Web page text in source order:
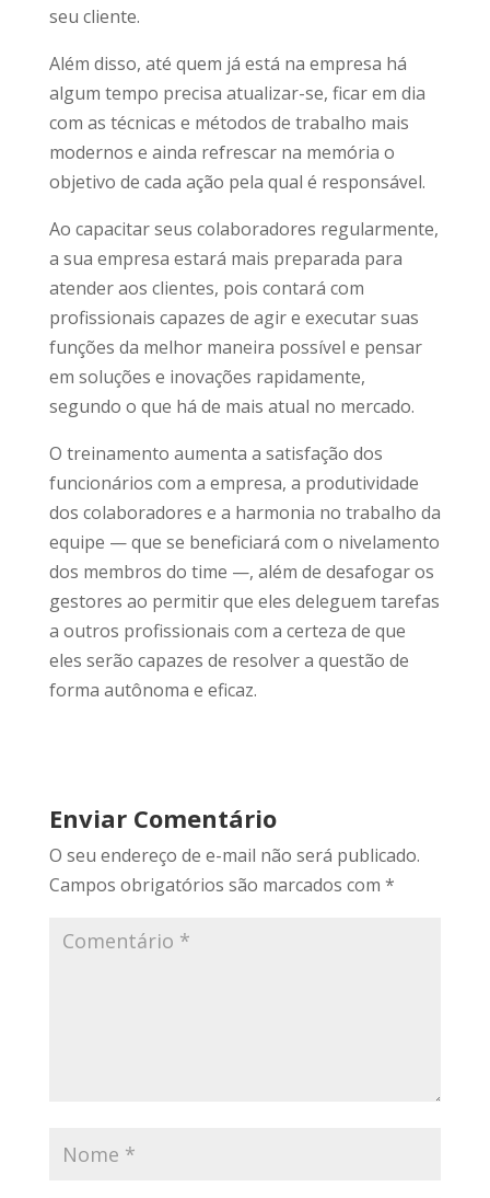
seu cliente.
Além disso, até quem já está na empresa há
algum tempo precisa atualizar-se, ficar em dia
com as técnicas e métodos de trabalho mais
modernos e ainda refrescar na memória o
objetivo de cada ação pela qual é responsável.
Ao capacitar seus colaboradores regularmente,
a sua empresa estará mais preparada para
atender aos clientes, pois contará com
profissionais capazes de agir e executar suas
funções da melhor maneira possível e pensar
em soluções e inovações rapidamente,
segundo o que há de mais atual no mercado.
O treinamento aumenta a satisfação dos
funcionários com a empresa, a produtividade
dos colaboradores e a harmonia no trabalho da
equipe — que se beneficiará com o nivelamento
dos membros do time —, além de desafogar os
gestores ao permitir que eles deleguem tarefas
a outros profissionais com a certeza de que
eles serão capazes de resolver a questão de
forma autônoma e eficaz.
Enviar Comentário
O seu endereço de e-mail não será publicado.
Campos obrigatórios são marcados com *